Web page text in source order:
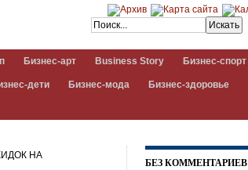
Бизнес-арт Business Story Бизнес-спорт
дети Бизнес-мода Бизнес-здоровье
НА
БЕЗ КОММЕНТАРИЕВ